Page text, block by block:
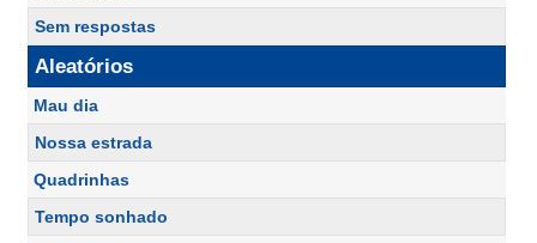
Sem respostas
Aleatórios
Mau dia
Nossa estrada
Quadrinhas
Tempo sonhado